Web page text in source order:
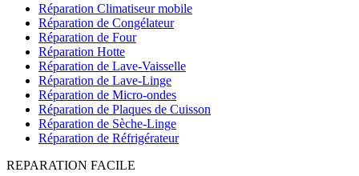
Réparation Climatiseur mobile
Réparation de Congélateur
Réparation de Four
Réparation Hotte
Réparation de Lave-Vaisselle
Réparation de Lave-Linge
Réparation de Micro-ondes
Réparation de Plaques de Cuisson
Réparation de Sèche-Linge
Réparation de Réfrigérateur
REPARATION FACILE